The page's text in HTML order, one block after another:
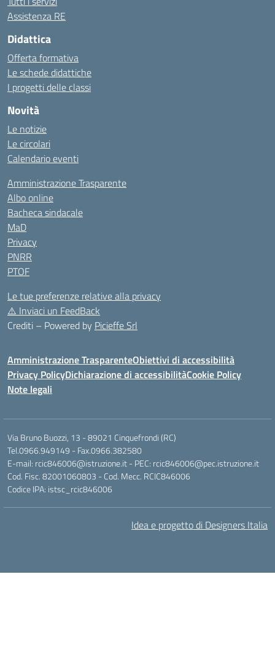
Assistenza RE
Didattica
Offerta formativa
Le schede didattiche
I progetti delle classi
Novità
Le notizie
Le circolari
Calendario eventi
Amministrazione Trasparente
Albo online
Bacheca sindacale
MaD
Privacy
PNRR
PTOF
Le tue preferenze relative alla privacy
⚠️ Inviaci un FeedBack
Crediti – Powered by Picieffe Srl
Amministrazione TrasparenteObiettivi di accessibilità
Privacy PolicyDichiarazione di accessibilitàCookie Policy
Note legali
Via Bruno Buozzi, 13 - 89021 Cinquefrondi (RC)
Tel.0966.949149 - Fax.0966.382580
E-mail: rcic846006@istruzione.it - PEC: rcic846006@pec.istruzione.it
Cod. Fisc. 82001060803 - Cod. Mecc. RCIC846006
Codice IPA: istsc_rcic846006
Idea e progetto di Designers Italia